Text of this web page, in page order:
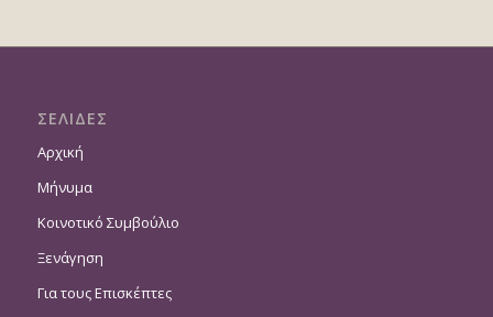
ΣΕΛΙΔΕΣ
Αρχική
Μήνυμα
Κοινοτικό Συμβούλιο
Ξενάγηση
Για τους Επισκέπτες